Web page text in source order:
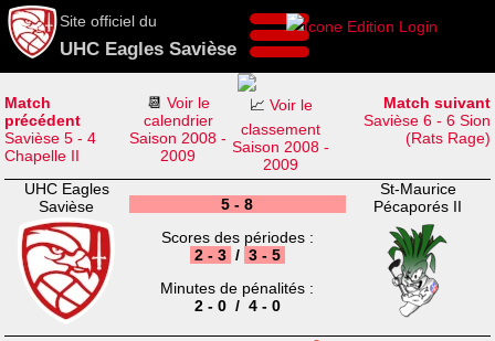
Site officiel du
UHC Eagles Savièse
Match
précédent
Savièse 5 - 4
Chapelle II
📆 Voir le
calendrier
Saison 2008 -
2009
📈 Voir le
classement
Saison 2008 -
2009
Match suivant
Savièse 6 - 6 Sion
(Rats Rage)
UHC Eagles
Savièse
5 - 8
Scores des périodes :
2 - 3 / 3 - 5
Minutes de pénalités :
2 - 0 / 4 - 0
St-Maurice
Pécaporés II